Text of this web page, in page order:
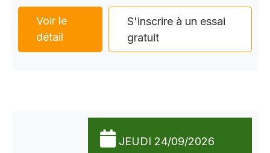
Voir le
détail
S'inscrire à un essai
gratuit
JEUDI 24/09/2026